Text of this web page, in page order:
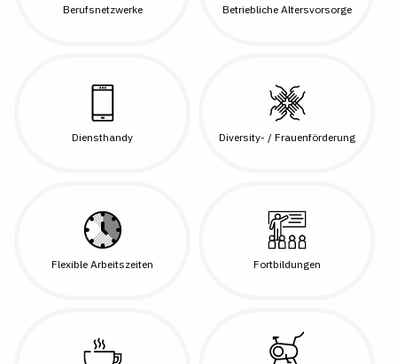
Berufsnetzwerke Betriebliche Altersvorsorge
Diensthandy Diversity- / Frauenförderung
Flexible Arbeitszeiten Fortbildungen